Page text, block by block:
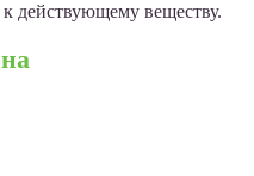
действующему веществу.